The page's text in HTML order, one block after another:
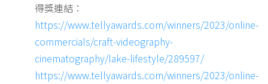
得獎連結：
https://www.tellyawards.com/winners/2023/online-
commercials/craft-videography-
cinematography/lake-lifestyle/289597/
https://www.tellyawards.com/winners/2023/online-